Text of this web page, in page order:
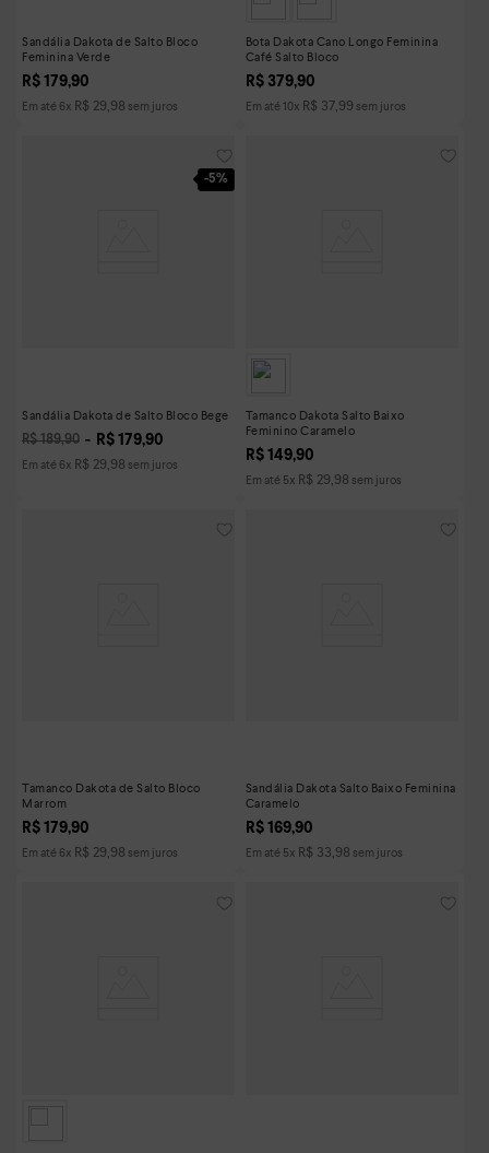
Sandália Dakota de Salto Bloco
Feminina Verde
R$ 179,90
Em até 6x R$ 29,98 sem juros
Bota Dakota Cano Longo Feminina
Café Salto Bloco
R$ 379,90
Em até 10x R$ 37,99 sem juros
-5%
Sandália Dakota de Salto Bloco Bege
R$ 189,90 R$ 179,90
Em até 6x R$ 29,98 sem juros
Tamanco Dakota Salto Baixo
Feminino Caramelo
R$ 149,90
Em até 5x R$ 29,98 sem juros
Tamanco Dakota de Salto Bloco
Marrom
R$ 179,90
Em até 6x R$ 29,98 sem juros
Sandália Dakota Salto Baixo Feminina
Caramelo
R$ 169,90
Em até 5x R$ 33,98 sem juros